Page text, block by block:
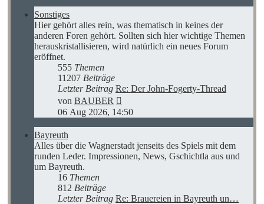
Sonstiges
Hier gehört alles rein, was thematisch in keines der
anderen Foren gehört. Sollten sich hier wichtige Themen
herauskristallisieren, wird natürlich ein neues Forum
eröffnet.
555 Themen
11207 Beiträge
Letzter Beitrag Re: Der John-Fogerty-Thread
von BAUBER
Beitrag
06 Aug 2026, 14:50
Bayreuth
Alles über die Wagnerstadt jenseits des Spiels mit dem
runden Leder. Impressionen, News, Gschichtla aus und
um Bayreuth.
16 Themen
812 Beiträge
Letzter Beitrag Re: Brauereien in Bayreuth un…